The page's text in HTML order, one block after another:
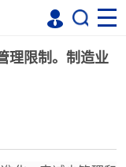
理限制。制造业